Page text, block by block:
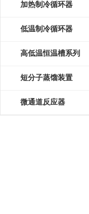
加热制冷循环器
低温制冷循环器
高低温恒温槽系列
短分子蒸馏装置
微通道反应器